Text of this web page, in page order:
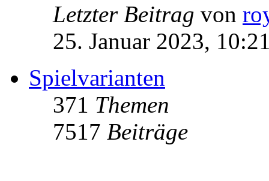
Letzter Beitrag von
25. Januar 2023,
Spielvarianten
371 Themen
7517 Beiträge